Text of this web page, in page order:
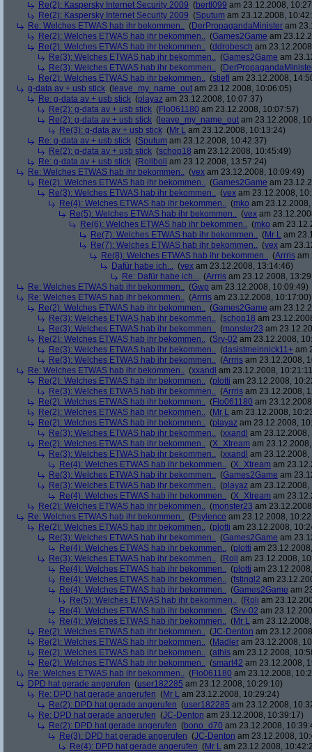
Re(2): Kaspersky Internet Security 2009 (bertl099 am 23.12.2008,
Re(2): Kaspersky Internet Security 2009 (Sputum am 23.12.2008,
Re: Welches ETWAS hab ihr bekommen.. (DerPropagandaMinister am
Re(2): Welches ETWAS hab ihr bekommen.. (Games2Game am
Re(2): Welches ETWAS hab ihr bekommen.. (ddrobesch am
Re(3): Welches ETWAS hab ihr bekommen.. (Games2Game am
Re(3): Welches ETWAS hab ihr bekommen.. (
Re(2): Welches ETWAS hab ihr bekommen.. (stiefl am 23.12.2008,
g-data av + usb stick ( leave_my_name_out am 23.12.2008, 10:06:05)
Re: g-data av + usb stick (playaz am 23.12.2008, 10:07:37)
Re(2): g-data av + usb stick (Flo061180 am 23.12.2008, 10:07:57)
Re(2): g-data av + usb stick ( leave_my_name_out am 23.12.2008,
Re(3): g-data av + usb stick (Mr L am 23.12.2008, 10:13:24)
Re: g-data av + usb stick (Sputum am 23.12.2008, 10:42:37)
Re(2): g-data av + usb stick (schop18 am 23.12.2008, 10:45:49)
Re: g-data av + usb stick (Roliboli am 23.12.2008, 13:57:24)
Re: Welches ETWAS hab ihr bekommen.. (vex am 23.12.2008, 10:09:49)
Re(2): Welches ETWAS hab ihr bekommen.. (Games2Game am
Re(3): Welches ETWAS hab ihr bekommen.. (vex am 23.12.2008,
Re(4): Welches ETWAS hab ihr bekommen.. (mko am
Re(5): Welches ETWAS hab ihr bekommen.. (vex am
Re(6): Welches ETWAS hab ihr bekommen.. (mko am
Re(7): Welches ETWAS hab ihr bekommen.. (Mr L am
Re(7): Welches ETWAS hab ihr bekommen.. (vex am
Re(8): Welches ETWAS hab ihr bekommen.. (Arrris am
Dafür habe ich... (vex am 23.12.2008, 13:14:46)
Re: Dafür habe ich... (Arrris am 23.12.2008,
Re: Welches ETWAS hab ihr bekommen.. (Gwp am 23.12.2008, 10:09:49)
Re: Welches ETWAS hab ihr bekommen.. (Arrris am 23.12.2008, 10:17:00)
Re(2): Welches ETWAS hab ihr bekommen.. (Games2Game am
Re(3): Welches ETWAS hab ihr bekommen.. (schop18 am
Re(3): Welches ETWAS hab ihr bekommen.. (monster23 am
Re(2): Welches ETWAS hab ihr bekommen.. (Srv-02 am 23.12.2008,
Re(3): Welches ETWAS hab ihr bekommen.. (dasistmeinnick11+ am
Re(3): Welches ETWAS hab ihr bekommen.. (Arrris am 23.12.2008,
Re: Welches ETWAS hab ihr bekommen.. (xxandl am 23.12.2008,
Re(2): Welches ETWAS hab ihr bekommen.. (plotti am 23.12.2008,
Re(3): Welches ETWAS hab ihr bekommen.. (Arrris am 23.12.2008,
Re(2): Welches ETWAS hab ihr bekommen.. (Flo061180 am
Re(2): Welches ETWAS hab ihr bekommen.. (Mr L am 23.12.2008,
Re(2): Welches ETWAS hab ihr bekommen.. (playaz am 23.12.2008,
Re(3): Welches ETWAS hab ihr bekommen.. (xxandl am 23.12.2008,
Re(2): Welches ETWAS hab ihr bekommen.. (X_Xtream am
Re(3): Welches ETWAS hab ihr bekommen.. (xxandl am 23.12.2008,
Re(4): Welches ETWAS hab ihr bekommen.. (X_Xtream am
Re(3): Welches ETWAS hab ihr bekommen.. (Games2Game am
Re(3): Welches ETWAS hab ihr bekommen.. (playaz am 23.12.2008,
Re(4): Welches ETWAS hab ihr bekommen.. (X_Xtream am
Re(2): Welches ETWAS hab ihr bekommen.. (monster23 am
Re: Welches ETWAS hab ihr bekommen.. (Psylence am 23.12.2008,
Re(2): Welches ETWAS hab ihr bekommen.. (plotti am 23.12.2008,
Re(3): Welches ETWAS hab ihr bekommen.. (Games2Game am
Re(4): Welches ETWAS hab ihr bekommen.. (plotti am
Re(3): Welches ETWAS hab ihr bekommen.. (Roli am 23.12.2008,
Re(4): Welches ETWAS hab ihr bekommen.. (plotti am
Re(4): Welches ETWAS hab ihr bekommen.. (fstingl2 am
Re(4): Welches ETWAS hab ihr bekommen.. (Games2Game am
Re(5): Welches ETWAS hab ihr bekommen.. (Roli am
Re(4): Welches ETWAS hab ihr bekommen.. (Srv-02 am
Re(4): Welches ETWAS hab ihr bekommen.. (Mr L am
Re(2): Welches ETWAS hab ihr bekommen.. (JC-Denton am
Re(2): Welches ETWAS hab ihr bekommen.. (Madler am 23.12.2008,
Re(2): Welches ETWAS hab ihr bekommen.. (athis am 23.12.2008,
Re(2): Welches ETWAS hab ihr bekommen.. (smart42 am 23.12.2008,
Re: Welches ETWAS hab ihr bekommen.. (Flo061180 am 23.12.2008,
DPD hat gerade angerufen (user182285 am 23.12.2008, 10:29:10)
Re: DPD hat gerade angerufen (Mr L am 23.12.2008, 10:29:24)
Re(2): DPD hat gerade angerufen (user182285 am 23.12.2008,
Re: DPD hat gerade angerufen (JC-Denton am 23.12.2008, 10:39:17)
Re(2): DPD hat gerade angerufen (bono_d70 am 23.12.2008,
Re(3): DPD hat gerade angerufen (JC-Denton am 23.12.2008,
Re(4): DPD hat gerade angerufen (Mr L am 23.12.2008,